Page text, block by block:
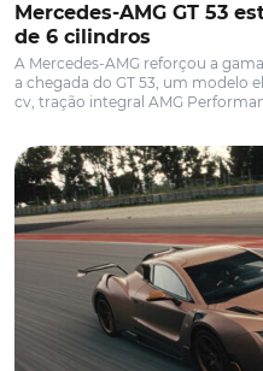
Mercedes-AMG GT 53
de 6 cilindros
A Mercedes-AMG reforçou a
a chegada do GT 53, um modelo
cv, tração integral AMG